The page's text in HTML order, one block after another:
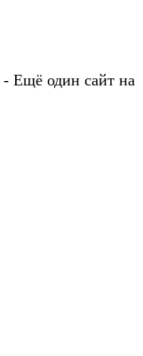
- Ещё один сайт на